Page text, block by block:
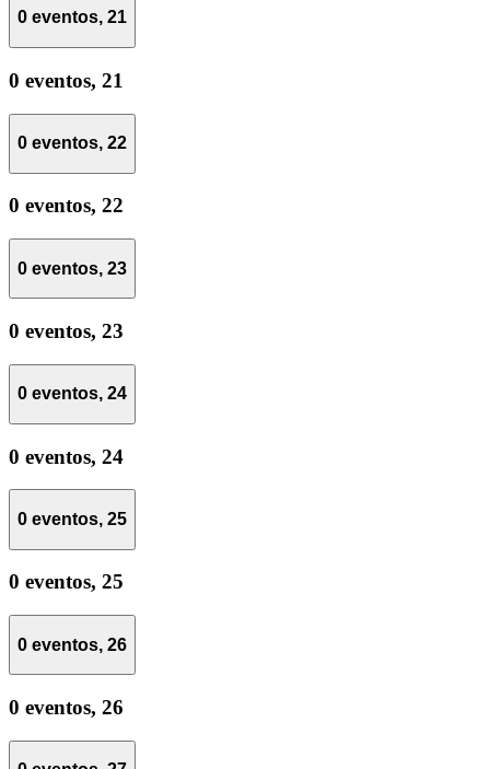
0 eventos, 21
0 eventos, 21
0 eventos, 22
0 eventos, 22
0 eventos, 23
0 eventos, 23
0 eventos, 24
0 eventos, 24
0 eventos, 25
0 eventos, 25
0 eventos, 26
0 eventos, 26